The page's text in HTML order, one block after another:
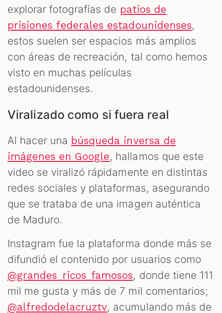
explorar fotografías de patios de
prisiones federales estadounidenses,
estos suelen ser espacios más amplios
con áreas de recreación, tal como hemos
visto en muchas películas
estadounidenses.
Viralizado como si fuera real
Al hacer una búsqueda inversa de
imágenes en Google, hallamos que este
video se viralizó rápidamente en distintas
redes sociales y plataformas, asegurando
que se trataba de una imagen auténtica
de Maduro.
Instagram fue la plataforma donde más se
difundió el contenido por usuarios como
@grandes_ricos_famosos, donde tiene 111
mil me gusta y más de 7 mil comentarios;
@alfredodelacruztv, acumulando más de